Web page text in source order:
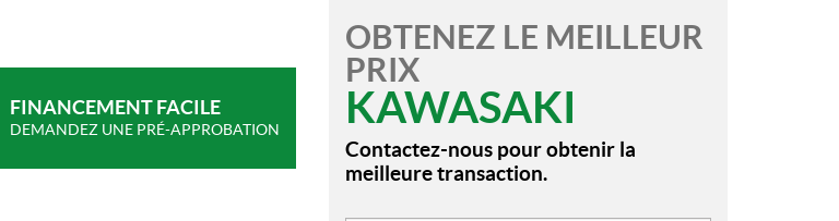
FINANCEMENT FACILE
DEMANDEZ UNE PRÉ-APPROBATION
OBTENEZ LE MEILLEUR
PRIX
KAWASAKI
Contactez-nous pour obtenir la
meilleure transaction.